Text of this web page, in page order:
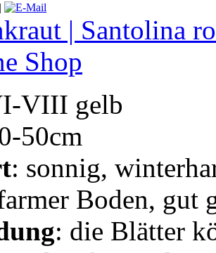
|
| Santolina
Shop
VIII gelb
50cm
: sonnig,
Boden, gut
: die Blätter